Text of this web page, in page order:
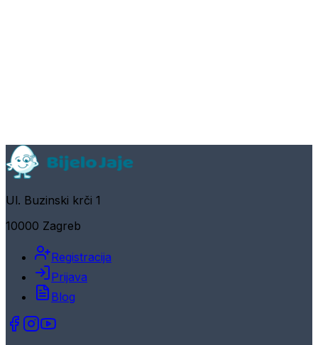
Ul. Buzinski krči 1
10000 Zagreb
Registracija
Prijava
Blog